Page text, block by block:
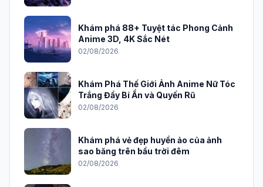
Khám phá 88+ Tuyệt tác Phong Cảnh
Anime 3D, 4K Sắc Nét
02/08/2026
Khám Phá Thế Giới Ảnh Anime Nữ Tóc
Trắng Đầy Bí Ẩn và Quyến Rũ
02/08/2026
Khám phá vẻ đẹp huyền ảo của ảnh
sao băng trên bầu trời đêm
02/08/2026